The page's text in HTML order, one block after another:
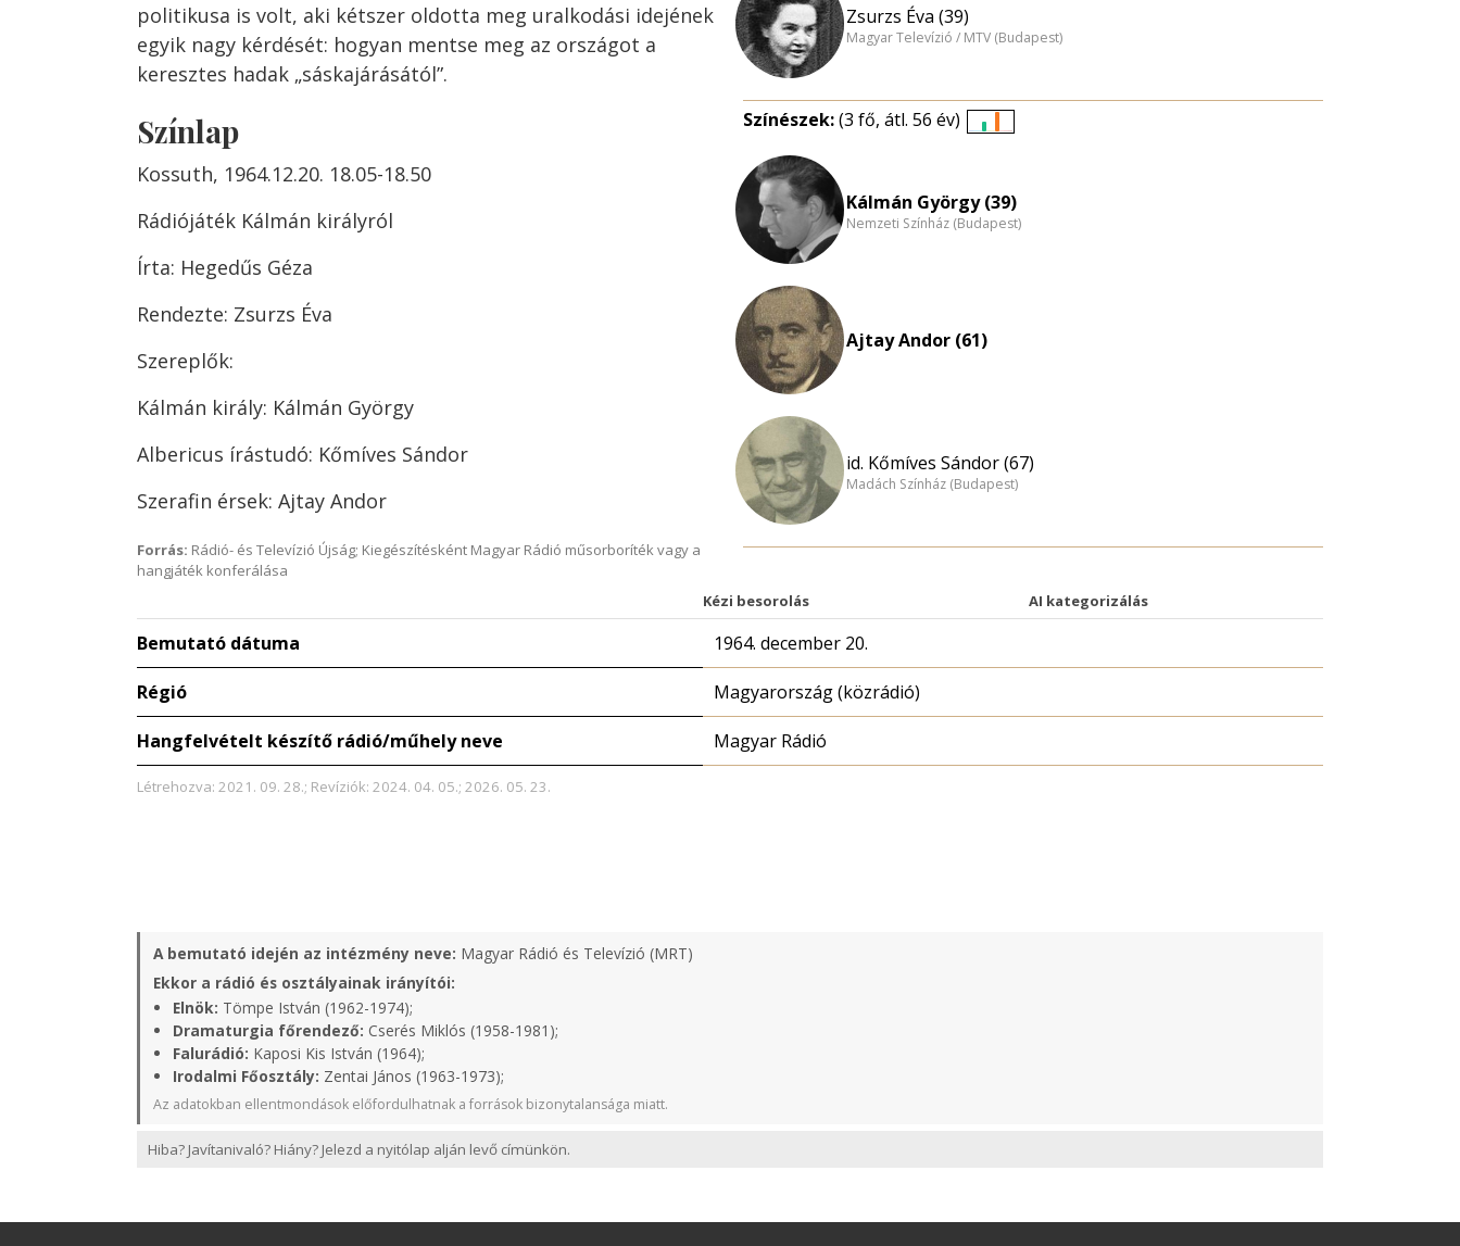
politikusa is volt, aki kétszer oldotta meg uralkodási idejének
egyik nagy kérdését: hogyan mentse meg az országot a
keresztes hadak „sáskajárásától”.
Színlap
Kossuth, 1964.12.20. 18.05-18.50
Rádiójáték Kálmán királyról
Írta: Hegedűs Géza
Rendezte: Zsurzs Éva
Szereplők:
Kálmán király: Kálmán György
Albericus írástudó: Kőmíves Sándor
Szerafin érsek: Ajtay Andor
Forrás: Rádió- és Televízió Újság; Kiegészítésként Magyar Rádió műsorboríték vagy a
hangjáték konferálása
Zsurzs Éva (39)
Magyar Televízió / MTV (Budapest)
Színészek:(3 fő, átl. 56 év)
nagyítása
Kálmán György (39)
Nemzeti Színház (Budapest)
Ajtay Andor (61)
id. Kőmíves Sándor (67)
Madách Színház (Budapest)
Kézi besorolás AI kategorizálás
Bemutató dátuma 1964. december 20.
Régió Magyarország (közrádió)
Hangfelvételt készítő rádió/műhely neve Magyar Rádió
Létrehozva: 2021. 09. 28.; Revíziók: 2024. 04. 05.; 2026. 05. 23.
A bemutató idején az intézmény neve: Magyar Rádió és Televízió (MRT)
Ekkor a rádió és osztályainak irányítói:
Elnök: Tömpe István (1962-1974);
Dramaturgia főrendező: Cserés Miklós (1958-1981);
Falurádió: Kaposi Kis István (1964);
Irodalmi Főosztály: Zentai János (1963-1973);
Az adatokban ellentmondások előfordulhatnak a források bizonytalansága miatt.
Hiba? Javítanivaló? Hiány? Jelezd a nyitólap alján levő címünkön.